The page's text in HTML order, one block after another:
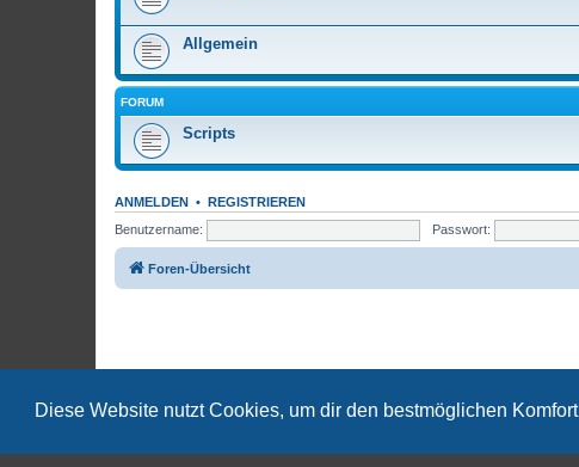
Diese Website nutzt Cookies, um dir den bestmöglichen
Allgemein
FORUM
Scripts
ANMELDEN • REGISTRIEREN
Benutzername:
Passwort:
Foren-Übersicht